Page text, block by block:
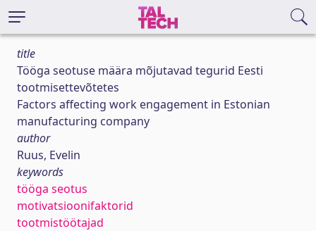
title
Tööga seotuse määra mõjutavad tegurid Eesti
tootmisettevõtetes
Factors affecting work engagement in Estonian
manufacturing company
author
Ruus, Evelin
keywords
tööga seotus
motivatsioonifaktorid
tootmistöötajad